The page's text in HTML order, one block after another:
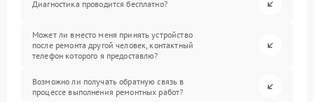
Диагностика проводится бесплатно?
Может ли вместо меня принять устройство
после ремонта другой человек, контактный
телефон которого я предоставлю?
Возможно ли получать обратную связь в
процессе выполнения ремонтных работ?